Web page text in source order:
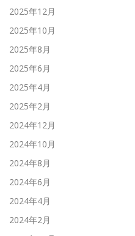
2025年12月
2025年10月
2025年8月
2025年6月
2025年4月
2025年2月
2024年12月
2024年10月
2024年8月
2024年6月
2024年4月
2024年2月